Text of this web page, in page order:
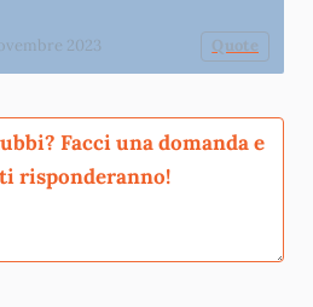
2023 Quote